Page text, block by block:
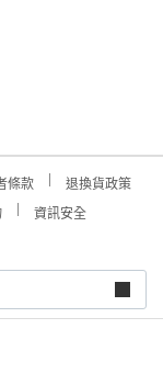
條款
退換貨政策
資訊安全